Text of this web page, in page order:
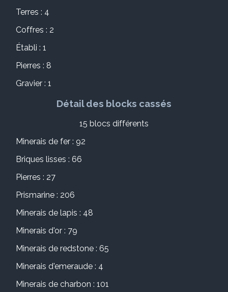
Terres : 4
Coffres : 2
Établi : 1
Pierres : 8
Gravier : 1
Détail des blocks cassés
15 blocs différents
Minerais de fer : 92
Briques lisses : 66
Pierres : 27
Prismarine : 206
Minerais de lapis : 48
Minerais d'or : 79
Minerais de redstone : 65
Minerais d'emeraude : 4
Minerais de charbon : 101